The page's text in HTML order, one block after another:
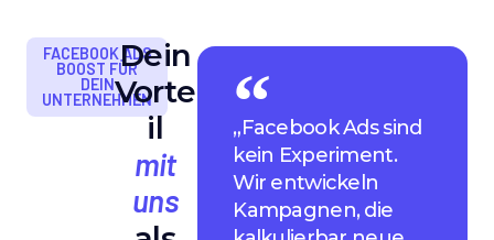
FACEBOOK ADS
BOOST FÜR
DEIN
UNTERNEHMEN
Dein
Vorte
il
mit
uns
„Facebook Ads sind
kein Experiment.
Wir entwickeln
Kampagnen, die